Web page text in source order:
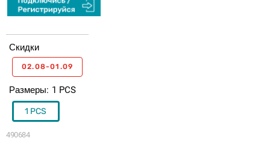
490684
Размеры 1 PCS
1 PCS
Скидки
02.08-01.09